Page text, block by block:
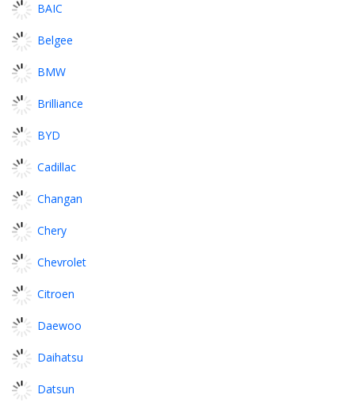
BAIC
Belgee
BMW
Brilliance
BYD
Cadillac
Changan
Chery
Chevrolet
Citroen
Daewoo
Daihatsu
Datsun